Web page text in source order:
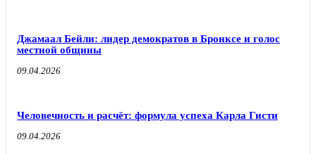
Джамаал Бейли: лидер демократов в Бронксе и голос
местной общины
09.04.2026
Человечность и расчёт: формула успеха Карла Гисти
09.04.2026